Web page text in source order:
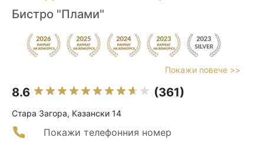
Бистро "Плами"
Покажи повече >>
8.6 (361)
Стара Загора, Казански 14
Покажи телефонния номер